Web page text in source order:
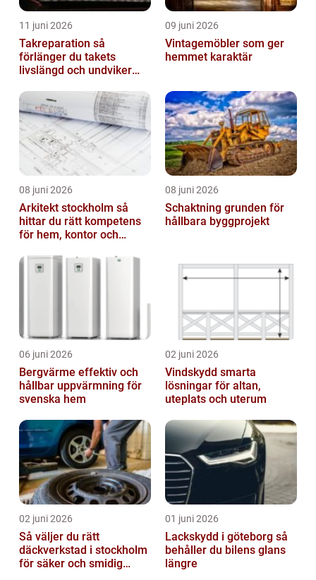
11 juni 2026
Takreparation så
förlänger du takets
livslängd och undviker
09 juni 2026
Vintagemöbler som ger
hemmet karaktär
08 juni 2026
Arkitekt stockholm så
hittar du rätt kompetens
för hem, kontor och
08 juni 2026
Schaktning grunden för
hållbara byggprojekt
06 juni 2026
Bergvärme effektiv och
hållbar uppvärmning för
svenska hem
02 juni 2026
Vindskydd smarta
lösningar för altan,
uteplats och uterum
02 juni 2026
Så väljer du rätt
däckverkstad i stockholm
för säker och smidig
01 juni 2026
Lackskydd i göteborg så
behåller du bilens glans
längre